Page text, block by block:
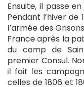
Ensuite, il passe
Pendant l’hiver de
l’armée des
France après la
du camp de
premier Consul.
il fait les
celles de 1806 et